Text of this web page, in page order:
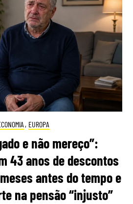
, EUROPA
e não mereço”:
43 anos de descontos
antes do tempo e
na pensão “injusto”